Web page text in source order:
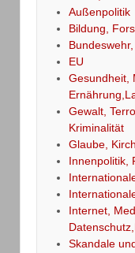
Außenpolitik
Bildung,
EU
Gesundheit,
Gewalt,
Kriminalität
Glaube,
Innenpolitik,
Internet,
Skandale